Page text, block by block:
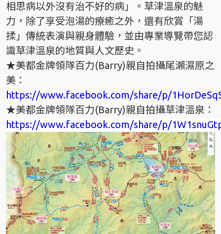
相思病以外沒有治不好的病」。草津溫泉的魅
力，除了享受泡湯的療癒之外，還有欣賞「湯
揉」傳統表演與親身體驗，並由專業導覽帶您認
識草津溫泉的地質與人文歷史。
★美都金牌領隊百力(Barry)親自拍攝尾瀨濕原之
美：
https://www.facebook.com/share/p/
★美都金牌領隊百力(Barry)親自拍攝草津溫泉：
https://www.facebook.com/share/p/